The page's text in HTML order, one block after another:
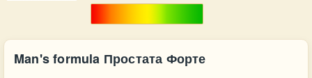
Man's formula Простата Форте